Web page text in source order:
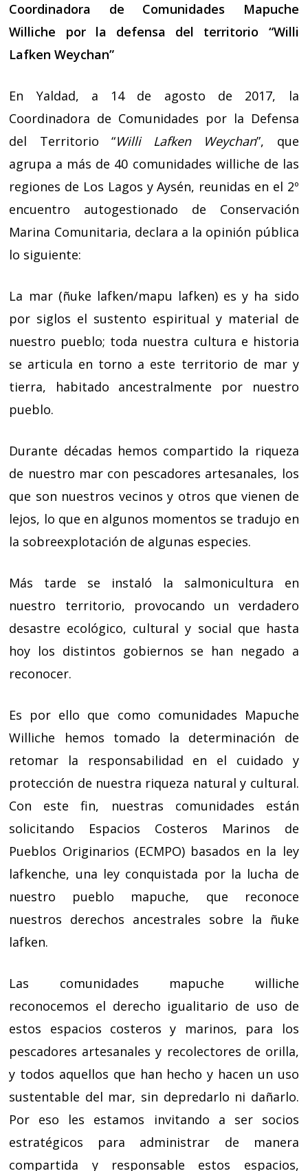
Coordinadora de Comunidades Mapuche
Williche por la defensa del territorio “Willi
Lafken Weychan”
En Yaldad, a 14 de agosto de 2017, la
Coordinadora de Comunidades por la Defensa
del Territorio “Willi Lafken Weychan”, que
agrupa a más de 40 comunidades williche de las
regiones de Los Lagos y Aysén, reunidas en el 2º
encuentro autogestionado de Conservación
Marina Comunitaria, declara a la opinión pública
lo siguiente:
La mar (ñuke lafken/mapu lafken) es y ha sido
por siglos el sustento espiritual y material de
nuestro pueblo; toda nuestra cultura e historia
se articula en torno a este territorio de mar y
tierra, habitado ancestralmente por nuestro
pueblo.
Durante décadas hemos compartido la riqueza
de nuestro mar con pescadores artesanales, los
que son nuestros vecinos y otros que vienen de
lejos, lo que en algunos momentos se tradujo en
la sobreexplotación de algunas especies.
Más tarde se instaló la salmonicultura en
nuestro territorio, provocando un verdadero
desastre ecológico, cultural y social que hasta
hoy los distintos gobiernos se han negado a
reconocer.
Es por ello que como comunidades Mapuche
Williche hemos tomado la determinación de
retomar la responsabilidad en el cuidado y
protección de nuestra riqueza natural y cultural.
Con este fin, nuestras comunidades están
solicitando Espacios Costeros Marinos de
Pueblos Originarios (ECMPO) basados en la ley
lafkenche, una ley conquistada por la lucha de
nuestro pueblo mapuche, que reconoce
nuestros derechos ancestrales sobre la ñuke
lafken.
Las comunidades mapuche williche
reconocemos el derecho igualitario de uso de
estos espacios costeros y marinos, para los
pescadores artesanales y recolectores de orilla,
y todos aquellos que han hecho y hacen un uso
sustentable del mar, sin depredarlo ni dañarlo.
Por eso les estamos invitando a ser socios
estratégicos para administrar de manera
compartida y responsable estos espacios,